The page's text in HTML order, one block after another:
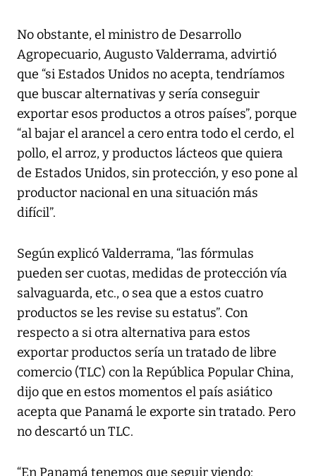
No obstante, el ministro de Desarrollo
Agropecuario, Augusto Valderrama, advirtió
que “si Estados Unidos no acepta, tendríamos
que buscar alternativas y sería conseguir
exportar esos productos a otros países”, porque
“al bajar el arancel a cero entra todo el cerdo, el
pollo, el arroz, y productos lácteos que quiera
de Estados Unidos, sin protección, y eso pone al
productor nacional en una situación más
difícil”.
Según explicó Valderrama, “las fórmulas
pueden ser cuotas, medidas de protección vía
salvaguarda, etc., o sea que a estos cuatro
productos se les revise su estatus”. Con
respecto a si otra alternativa para estos
exportar productos sería un tratado de libre
comercio (TLC) con la República Popular China,
dijo que en estos momentos el país asiático
acepta que Panamá le exporte sin tratado. Pero
no descartó un TLC.
“En Panamá tenemos que seguir viendo;